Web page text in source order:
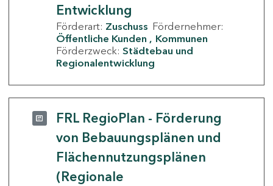
Entwicklung
Förderart: Zuschuss Fördernehmer:
Öffentliche Kunden
Kommunen
Förderzweck: Städtebau und
Regionalentwicklung
FRL RegioPlan - Förderung
von Bebauungsplänen und
Flächennutzungsplänen
(Regionale